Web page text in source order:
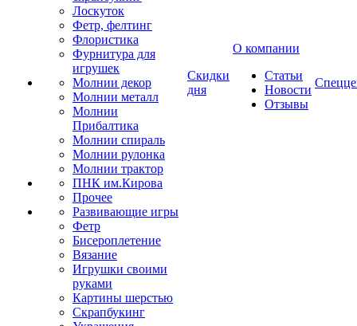
Лоскуток
Фетр, фелтинг
Флористика
Фурнитура для
игрушек
Молнии декор
Молнии металл
Молнии
Прибалтика
Молнии спираль
Молнии рулонка
Молнии трактор
ПНК им.Кирова
Прочее
Развивающие игры
Фетр
Бисероплетение
Вязание
Игрушки своими
руками
Картины шерстью
Скрапбукинг
Скидки
дня
О компании
Статьи
Новости
Отзывы